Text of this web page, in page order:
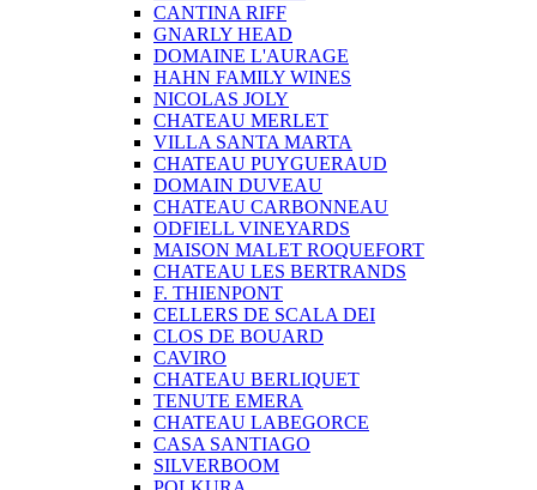
CANTINA RIFF
GNARLY HEAD
DOMAINE L'AURAGE
HAHN FAMILY WINES
NICOLAS JOLY
CHATEAU MERLET
VILLA SANTA MARTA
CHATEAU PUYGUERAUD
DOMAIN DUVEAU
CHATEAU CARBONNEAU
ODFIELL VINEYARDS
MAISON MALET ROQUEFORT
CHATEAU LES BERTRANDS
F. THIENPONT
CELLERS DE SCALA DEI
CLOS DE BOUARD
CAVIRO
CHATEAU BERLIQUET
TENUTE EMERA
CHATEAU LABEGORCE
CASA SANTIAGO
SILVERBOOM